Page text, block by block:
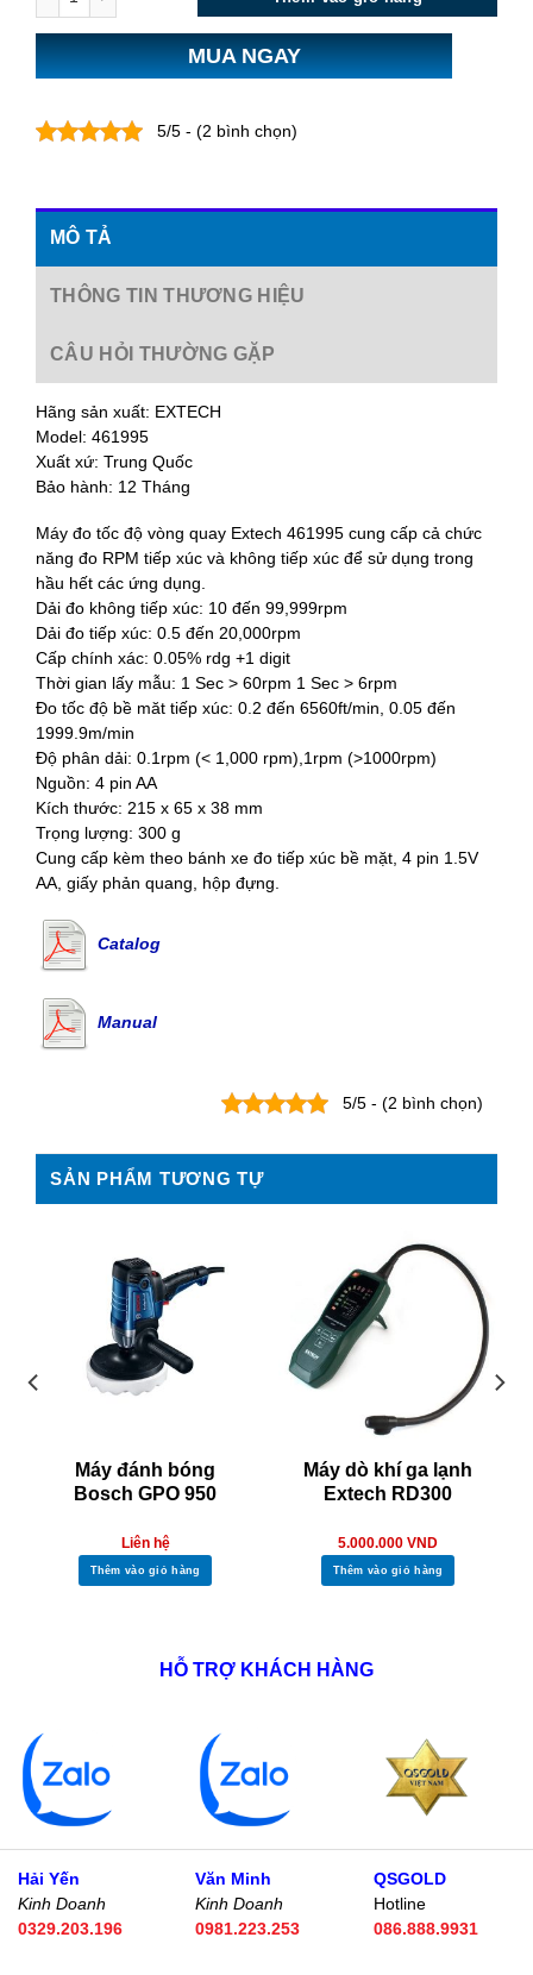
MUA NGAY
5/5 - (2 bình chọn)
MÔ TẢ
THÔNG TIN THƯƠNG HIỆU
CÂU HỎI THƯỜNG GẶP
Hãng sản xuất: EXTECH
Model: 461995
Xuất xứ: Trung Quốc
Bảo hành: 12 Tháng
Máy đo tốc độ vòng quay Extech 461995 cung cấp cả chức
năng đo RPM tiếp xúc và không tiếp xúc để sử dụng trong
hầu hết các ứng dụng.
Dải đo không tiếp xúc: 10 đến 99,999rpm
Dải đo tiếp xúc: 0.5 đến 20,000rpm
Cấp chính xác: 0.05% rdg +1 digit
Thời gian lấy mẫu: 1 Sec > 60rpm 1 Sec > 6rpm
Đo tốc độ bề măt tiếp xúc: 0.2 đến 6560ft/min, 0.05 đến
1999.9m/min
Độ phân dải: 0.1rpm (< 1,000 rpm),1rpm (>1000rpm)
Nguồn: 4 pin AA
Kích thước: 215 x 65 x 38 mm
Trọng lượng: 300 g
Cung cấp kèm theo bánh xe đo tiếp xúc bề mặt, 4 pin 1.5V
AA, giấy phản quang, hộp đựng.
Catalog
Manual
5/5 - (2 bình chọn)
SẢN PHẨM TƯƠNG TỰ
Máy đánh bóng
Bosch GPO 950
Liên hệ
Thêm vào giỏ hàng
Máy dò khí ga lạnh
Extech RD300
5.000.000 VND
Thêm vào giỏ hàng
HỖ TRỢ KHÁCH HÀNG
Hải Yến
Kinh Doanh
0329.203.196
Văn Minh
Kinh Doanh
0981.223.253
QSGOLD
Hotline
086.888.9931